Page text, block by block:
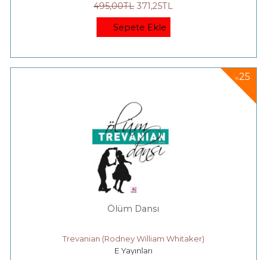
495,00TL 371,25TL
Sepete Ekle
%25
Ölüm Dansı
Trevanian (Rodney William Whitaker)
E Yayınları